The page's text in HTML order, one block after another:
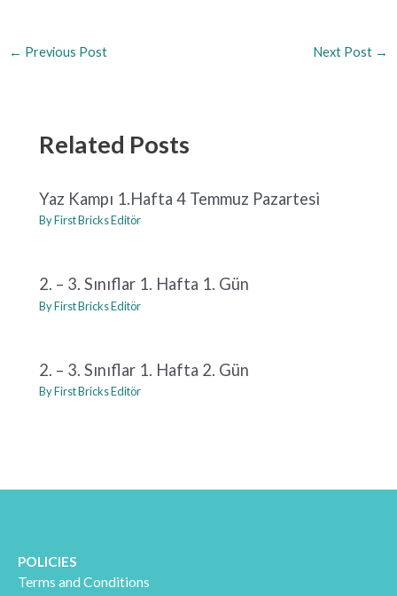
← Previous Post Next Post →
Related Posts
Yaz Kampı 1.Hafta 4 Temmuz Pazartesi
ByFirst Bricks Editör
2. – 3. Sınıflar 1. Hafta 1. Gün
ByFirst Bricks Editör
2. – 3. Sınıflar 1. Hafta 2. Gün
ByFirst Bricks Editör
POLICIES
Terms and Conditions